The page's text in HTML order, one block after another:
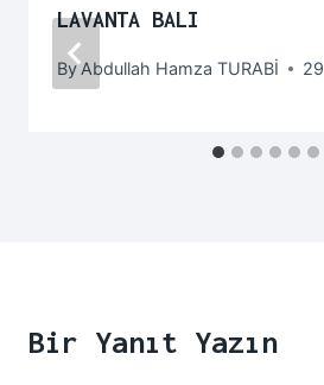
LAVANTA BALI
By Abdullah Hamza TURABİ
Bir Yanıt Yazın